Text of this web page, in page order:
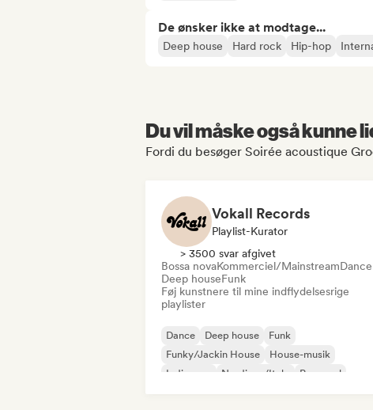
De ønsker ikke at modtage...
Deep house Hard rock Hip-hop
Du vil måske også
Fordi du besøger Soirée acoustique
Vokall Records
Playlist-Kurator
> 3500 svar afgivet
Bossa novaKommerciel/MainstreamDance
Deep houseFunk
Føj kunstnere til mine indflydelsesrige
playlister
Dance Deep house
Funk
Funky/Jackin House
House-musik
Indie-pop
Nu-disco/Italo Pop-soul